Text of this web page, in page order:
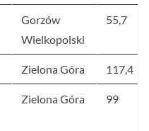
Gorzów
Wielkopolski
55,7
Zielona Góra 117,4
Zielona Góra 99